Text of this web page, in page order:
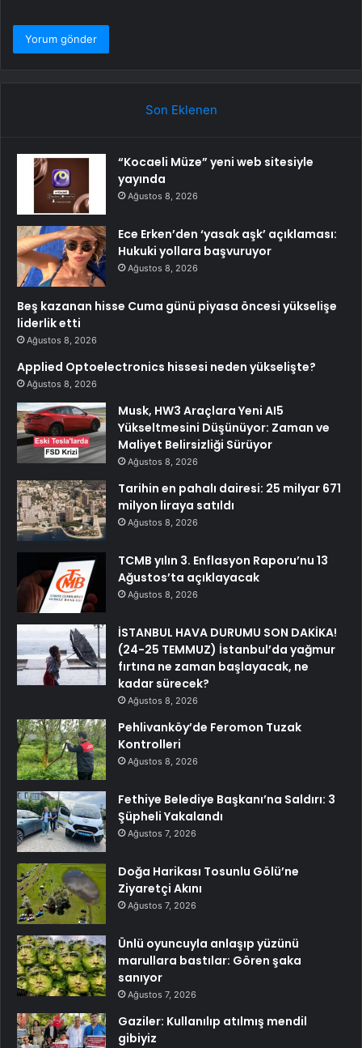
Son Eklenen
“Kocaeli Müze” yeni web sitesiyle
yayında
Ağustos 8, 2026
Ece Erken’den ‘yasak aşk’ açıklaması:
Hukuki yollara başvuruyor
Ağustos 8, 2026
Beş kazanan hisse Cuma günü piyasa öncesi yükselişe
liderlik etti
Ağustos 8, 2026
Applied Optoelectronics hissesi neden yükselişte?
Ağustos 8, 2026
Musk, HW3 Araçlara Yeni AI5
Yükseltmesini Düşünüyor: Zaman ve
Maliyet Belirsizliği Sürüyor
Ağustos 8, 2026
Tarihin en pahalı dairesi: 25 milyar 671
milyon liraya satıldı
Ağustos 8, 2026
TCMB yılın 3. Enflasyon Raporu’nu 13
Ağustos’ta açıklayacak
Ağustos 8, 2026
İSTANBUL HAVA DURUMU SON DAKİKA!
(24-25 TEMMUZ) İstanbul’da yağmur
fırtına ne zaman başlayacak, ne
kadar sürecek?
Ağustos 8, 2026
Pehlivanköy’de Feromon Tuzak
Kontrolleri
Ağustos 8, 2026
Fethiye Belediye Başkanı’na Saldırı: 3
Şüpheli Yakalandı
Ağustos 7, 2026
Doğa Harikası Tosunlu Gölü’ne
Ziyaretçi Akını
Ağustos 7, 2026
Ünlü oyuncuyla anlaşıp yüzünü
marullara bastılar: Gören şaka
sanıyor
Ağustos 7, 2026
Gaziler: Kullanılıp atılmış mendil
gibiyiz